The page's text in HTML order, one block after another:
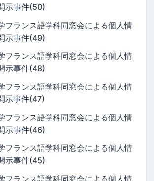
示事件(50)
フランス語学科同窓会による個人情
示事件(49)
フランス語学科同窓会による個人情
示事件(48)
フランス語学科同窓会による個人情
示事件(47)
フランス語学科同窓会による個人情
示事件(46)
フランス語学科同窓会による個人情
示事件(45)
フランス語学科同窓会による個人情